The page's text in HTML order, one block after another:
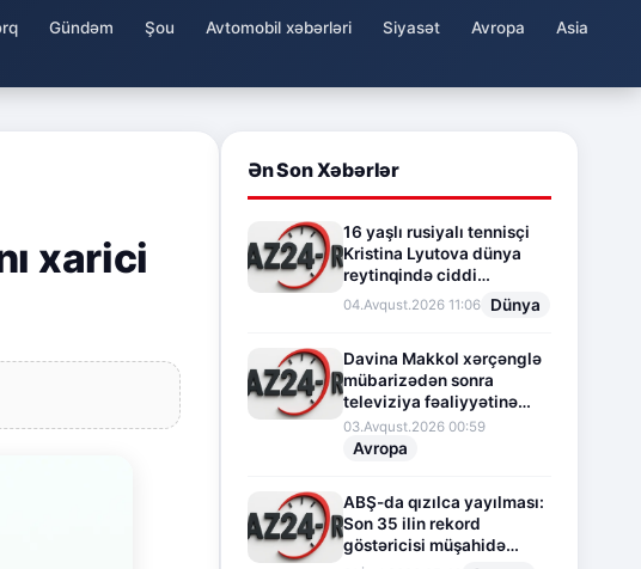
Gündəm Şou Avtomobil xəbərləri Siyasət Avropa
Asia
xarici
Ən Son Xəbərlər
16 yaşlı rusiyalı tennisçi
Kristina Lyutova dünya
reytinqində ciddi
irəliləyişə imza atdı
04.Avqust.2026 11:06 Dünya
Davina Makkol xərçənglə
mübarizədən sonra
televiziya fəaliyyətinə
fasilə verir
03.Avqust.2026 00:59
Avropa
ABŞ-da qızılca yayılması:
Son 35 ilin rekord
göstəricisi müşahidə